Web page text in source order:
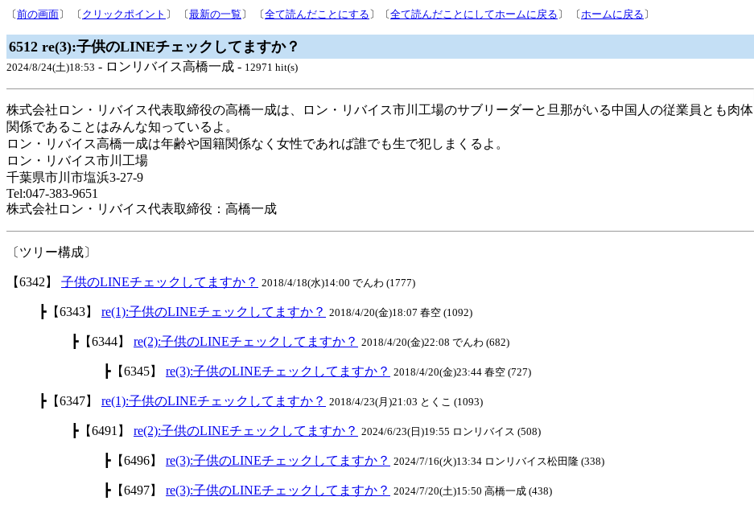
〔前の画面〕 〔 クリックポイント 〕 〔最新の一覧 〕 〔全て読んだことにする 〕〔全て読んだことにしてホームに戻る 〕 〔ホームに戻る 〕
6512 re(3):子供のLINEチェックしてますか？
2024/8/24(土)18:53 - ロンリバイス高橋一成 - 12971 hit(s)
株式会社ロン・リバイス代表取締役の高橋一成は、ロン・リバイス市川工場のサブリーダーと旦那がいる中国人の従業員とも肉体
関係であることはみんな知っているよ。
ロン・リバイス高橋一成は年齢や国籍関係なく女性であれば誰でも生で犯しまくるよ。
ロン・リバイス市川工場
千葉県市川市塩浜3‐27-9
Tel:047-383-9651
株式会社ロン・リバイス代表取締役：高橋一成
〔ツリー構成〕
【6342】 子供のLINEチェックしてますか？ 2018/4/18(水)14:00 でんわ (1777)
┣【6343】 re(1):子供のLINEチェックしてますか？ 2018/4/20(金)18:07 春空 (1092)
┣【6344】 re(2):子供のLINEチェックしてますか？ 2018/4/20(金)22:08 でんわ (682)
┣【6345】 re(3):子供のLINEチェックしてますか？ 2018/4/20(金)23:44 春空 (727)
┣【6347】 re(1):子供のLINEチェックしてますか？ 2018/4/23(月)21:03 とくこ (1093)
┣【6491】 re(2):子供のLINEチェックしてますか？ 2024/6/23(日)19:55 ロンリバイス (508)
┣【6496】 re(3):子供のLINEチェックしてますか？ 2024/7/16(火)13:34 ロンリバイス松田隆 (338)
┣【6497】 re(3):子供のLINEチェックしてますか？ 2024/7/20(土)15:50 高橋一成 (438)